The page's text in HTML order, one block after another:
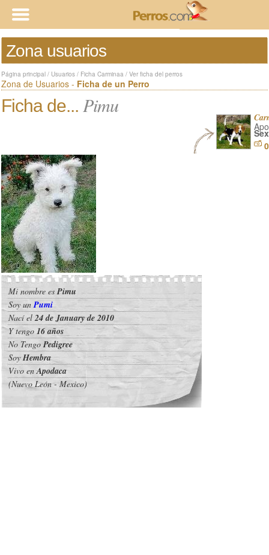
Zona usuarios
Página principal / Usuarios / Ficha Carminaa / Ver ficha del perros
Zona de Usuarios - Ficha de un Perro
Ficha de... Pimu
Mi nombre esPimu
Soy unPumi
Nací el24 de January de 2010
Y tengo 16 años
No TengoPedigree
SoyHembra
Vivo enApodaca
(Nuevo León - Mexico)